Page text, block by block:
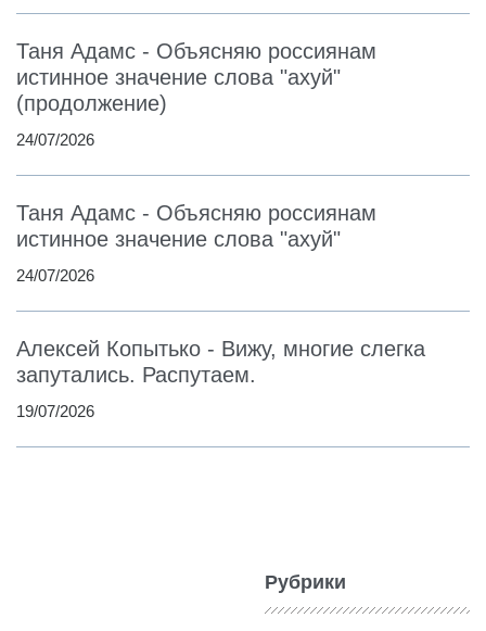
Таня Адамс - Объясняю россиянам
истинное значение слова "ахуй"
(продолжение)
24/07/2026
Таня Адамс - Объясняю россиянам
истинное значение слова "ахуй"
24/07/2026
Алексей Копытько - Вижу, многие слегка
запутались. Распутаем.
19/07/2026
Рубрики